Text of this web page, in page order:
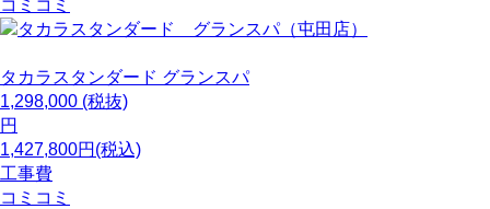
コミコミ
タカラスタンダード グランスパ
1,298,000 (税抜)
円
1,427,800円(税込)
工事費
コミコミ